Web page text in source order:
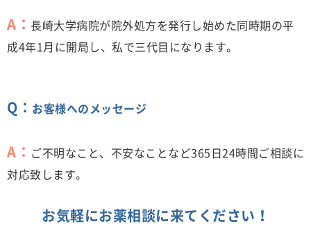
A： 長崎大学病院が院外処方を発行し始めた同時期の平
成4年1月に開局し、私で三代目になります。
Q： お客様へのメッセージ
A： ご不明なこと、不安なことなど365日24時間ご相談に
対応致します。
お気軽にお薬相談に来てください！